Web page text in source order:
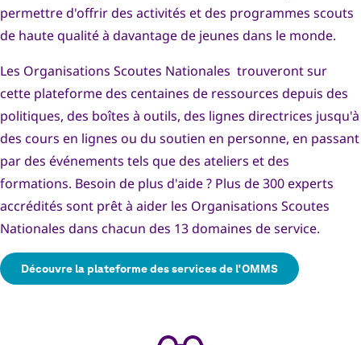
Se connecter
Rechercher
permettre d'offrir des activités et des programmes scouts
de haute qualité à davantage de jeunes dans le monde.
Les Organisations Scoutes Nationales trouveront sur
cette plateforme des centaines de ressources depuis des
politiques, des boîtes à outils, des lignes directrices jusqu'à
des cours en lignes ou du soutien en personne, en passant
par des événements tels que des ateliers et des
formations. Besoin de plus d'aide ? Plus de 300 experts
accrédités sont prêt à aider les Organisations Scoutes
Nationales dans chacun des 13 domaines de service.
Découvre la plateforme des services de l'OMMS